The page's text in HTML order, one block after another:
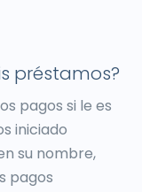
préstamos?
pagos si le es
iniciado
su nombre,
pagos